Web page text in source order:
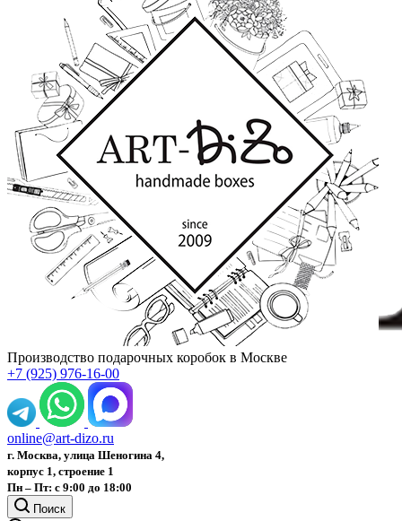
Производство подарочных коробок в Москве
+7 (925) 976-16-00
online@art-dizo.ru
г. Москва, улица Шеногина 4,
корпус 1, строение 1
Пн – Пт: с 9:00 до 18:00
Поиск